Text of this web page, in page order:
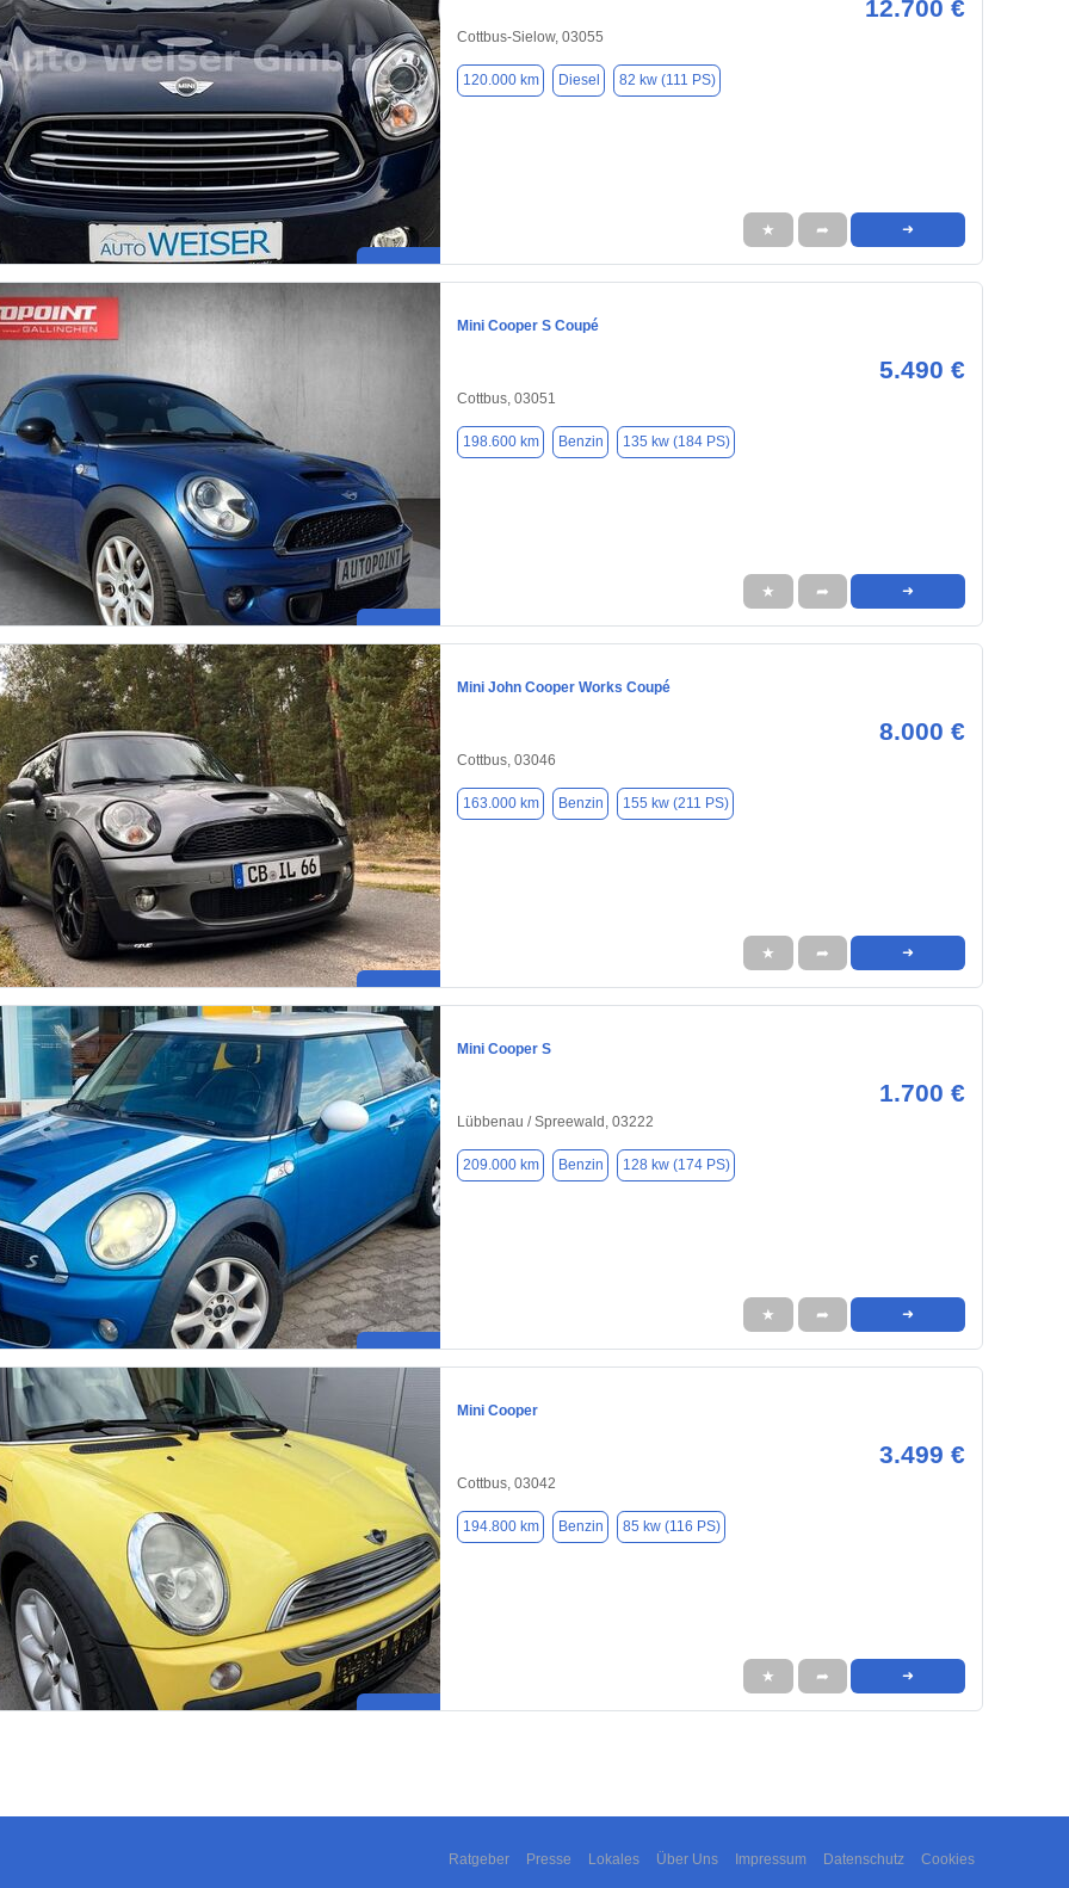
12.700 €
Cottbus-Sielow, 03055
120.000 km Diesel 82 kw (111 PS)
★ ➦ ➜
Mini Cooper S Coupé
5.490 €
Cottbus, 03051
198.600 km Benzin 135 kw (184 PS)
★ ➦ ➜
Mini John Cooper Works Coupé
8.000 €
Cottbus, 03046
163.000 km Benzin 155 kw (211 PS)
★ ➦ ➜
Mini Cooper S
1.700 €
Lübbenau / Spreewald, 03222
209.000 km Benzin 128 kw (174 PS)
★ ➦ ➜
Mini Cooper
3.499 €
Cottbus, 03042
194.800 km Benzin 85 kw (116 PS)
★ ➦ ➜
Ratgeber Presse Lokales Über Uns Impressum Datenschutz Cookies